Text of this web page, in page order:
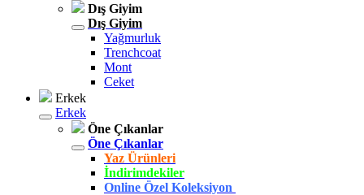
Dış Giyim
Dış Giyim
Yağmurluk
Trenchcoat
Mont
Ceket
Erkek
Erkek
Öne Çıkanlar
Öne Çıkanlar
Yaz Ürünleri
İndirimdekiler
Online Özel Koleksiyon